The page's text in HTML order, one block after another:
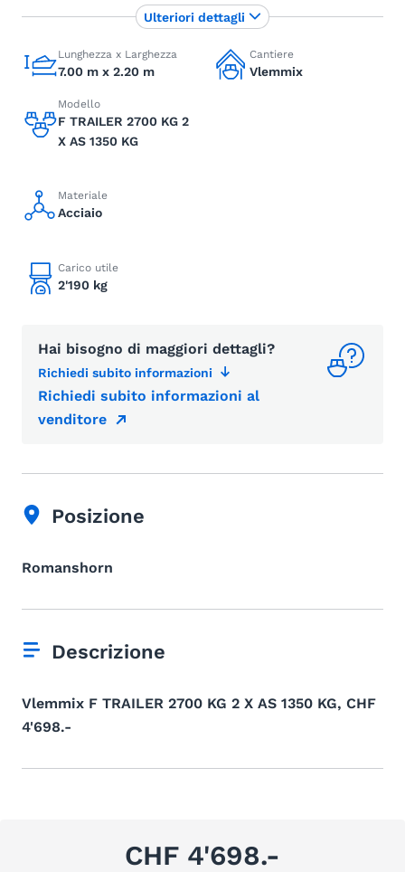
Lunghezza x Larghezza
7.00 m x 2.20 m
Cantiere
Vlemmix
Modello
F TRAILER 2700 KG 2
X AS 1350 KG
Materiale
Acciaio
Carico utile
2'190 kg
Hai bisogno di maggiori dettagli?
Richiedi subito informazioni
Richiedi subito informazioni al
venditore
Ulteriori dettagli
Posizione
Romanshorn
Descrizione
Vlemmix F TRAILER 2700 KG 2 X AS 1350 KG, CHF
4'698.-
CHF 4'698.-